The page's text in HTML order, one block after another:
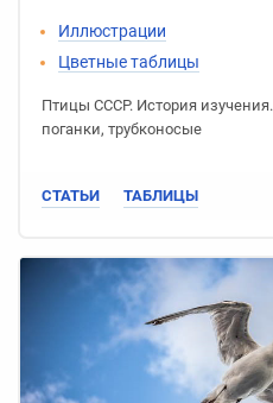
Иллюстрации
Цветные таблицы
Птицы СССР. История изучения.
поганки, трубконосые
СТАТЬИ ТАБЛИЦЫ